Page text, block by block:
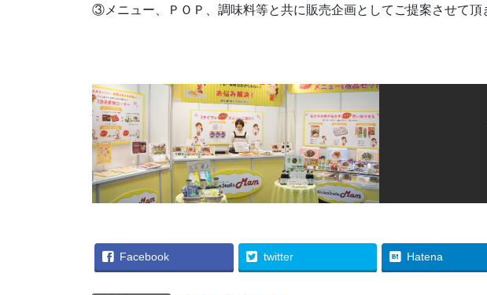
③メニュー、ＰＯＰ、調味料等と共に販売企画としてご提案させて頂
Facebook twitter Hatena